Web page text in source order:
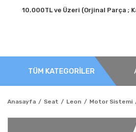
10.000TL ve Üzeri (Orjinal Parça ;
TÜM KATEGORİLER
Anasayfa Seat Leon Motor Sistemi